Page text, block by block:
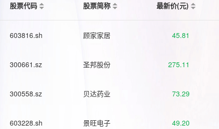
股票代码
股票简称 最新价(元)
603816.sh 顾家家居 45.81
300661.sz 圣邦股份 275.11
300558.sz 贝达药业 73.29
603228.sh 景旺电子 49.20